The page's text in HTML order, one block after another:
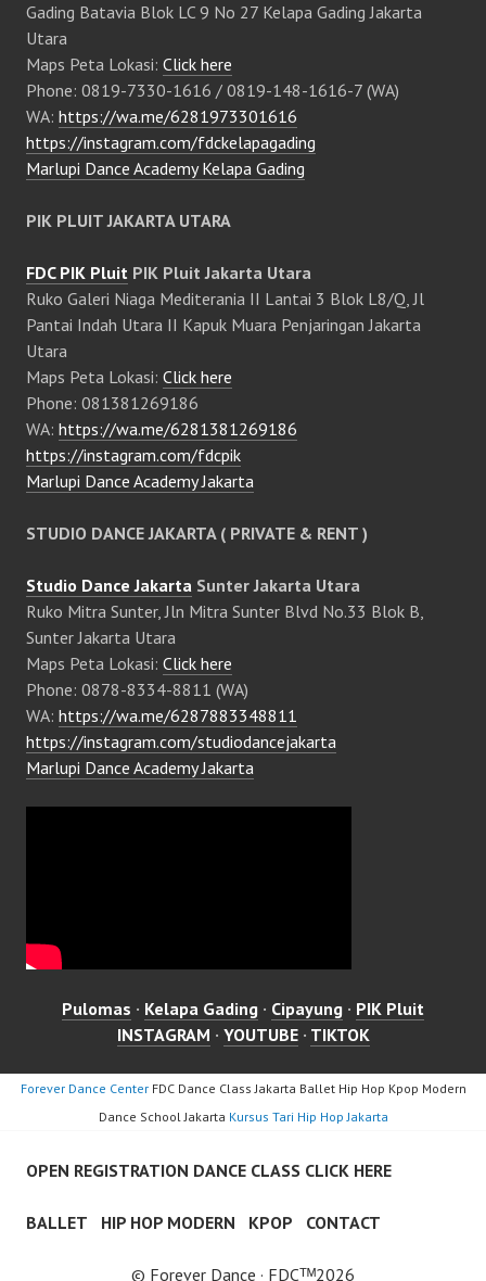
Gading Batavia Blok LC 9 No 27 Kelapa Gading Jakarta
Utara
Maps Peta Lokasi: Click here
Phone: 0819-7330-1616 / 0819-148-1616-7 (WA)
WA: https://wa.me/6281973301616
https://instagram.com/fdckelapagading
Marlupi Dance Academy Kelapa Gading
PIK PLUIT JAKARTA UTARA
FDC PIK Pluit PIK Pluit Jakarta Utara
Ruko Galeri Niaga Mediterania II Lantai 3 Blok L8/Q, Jl
Pantai Indah Utara II Kapuk Muara Penjaringan Jakarta
Utara
Maps Peta Lokasi: Click here
Phone: 081381269186
WA: https://wa.me/6281381269186
https://instagram.com/fdcpik
Marlupi Dance Academy Jakarta
STUDIO DANCE JAKARTA ( PRIVATE & RENT )
Studio Dance Jakarta Sunter Jakarta Utara
Ruko Mitra Sunter, Jln Mitra Sunter Blvd No.33 Blok B,
Sunter Jakarta Utara
Maps Peta Lokasi: Click here
Phone: 0878-8334-8811 (WA)
WA: https://wa.me/6287883348811
https://instagram.com/studiodancejakarta
Marlupi Dance Academy Jakarta
Pulomas · Kelapa Gading · Cipayung · PIK Pluit
INSTAGRAM · YOUTUBE· TIKTOK
Forever Dance CenterFDC Dance Class Jakarta Ballet Hip Hop Kpop Modern
Dance School Jakarta Kursus Tari Hip Hop Jakarta
OPEN REGISTRATION DANCE CLASS CLICK HERE
BALLET HIP HOP MODERN KPOP CONTACT
© Forever Dance · FDCᵀᴹ2026